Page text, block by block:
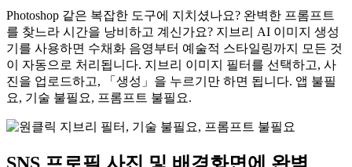
Photoshop 같은 복잡한 도구에 지치셨나요? 완벽한 프롬프트
를 찾느라 시간을 낭비하고 계신가요? 지브리 AI 이미지 생성
기를 사용하면 수채화 음영부터 예술적 스타일링까지 모든 것
이 자동으로 처리됩니다. 지브리 이미지 필터를 선택하고, 사
진을 업로드하고, 「생성」을 누르기만 하면 됩니다. 앱 불필
요, 기술 불필요, 프롬프트 불필요.